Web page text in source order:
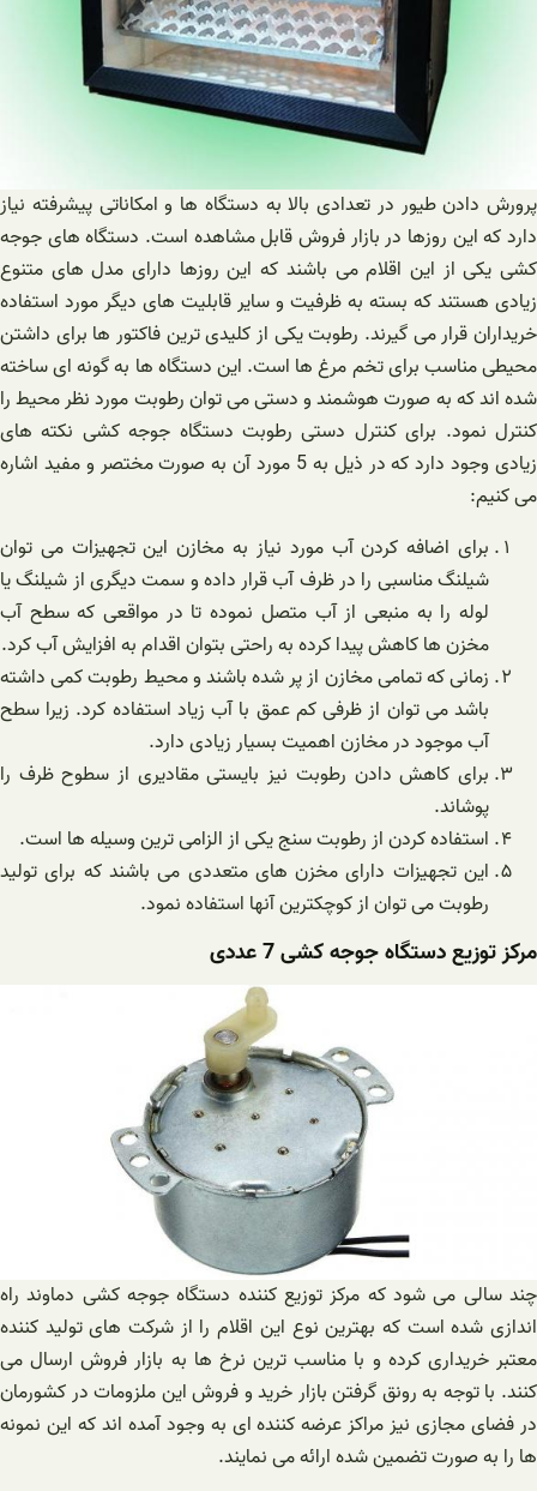
پرورش دادن طیور در تعدادی بالا به دستگاه ها و امکاناتی پیشرفته نیاز
دارد که این روزها در بازار فروش قابل مشاهده است. دستگاه های جوجه
کشی یکی از این اقلام می باشند که این روزها دارای مدل های متنوع
زیادی هستند که بسته به ظرفیت و سایر قابلیت های دیگر مورد استفاده
خریداران قرار می گیرند. رطوبت یکی از کلیدی ترین فاکتور ها برای داشتن
محیطی مناسب برای تخم مرغ ها است. این دستگاه ها به گونه ای ساخته
شده اند که به صورت هوشمند و دستی می توان رطوبت مورد نظر محیط را
کنترل نمود. برای کنترل دستی رطوبت دستگاه جوجه کشی نکته های
زیادی وجود دارد که در ذیل به 5 مورد آن به صورت مختصر و مفید اشاره
می کنیم:
برای اضافه کردن آب مورد نیاز به مخازن این تجهیزات می توان
شیلنگ مناسبی را در ظرف آب قرار داده و سمت دیگری از شیلنگ یا
لوله را به منبعی از آب متصل نموده تا در مواقعی که سطح آب
مخزن ها کاهش پیدا کرده به راحتی بتوان اقدام به افزایش آب کرد.
زمانی که تمامی مخازن از پر شده باشند و محیط رطوبت کمی داشته
باشد می توان از ظرفی کم عمق با آب زیاد استفاده کرد. زیرا سطح
آب موجود در مخازن اهمیت بسیار زیادی دارد.
برای کاهش دادن رطوبت نیز بایستی مقادیری از سطوح ظرف را
پوشاند.
استفاده کردن از رطوبت سنج یکی از الزامی ترین وسیله ها است.
این تجهیزات دارای مخزن های متعددی می باشند که برای تولید
رطوبت می توان از کوچکترین آنها استفاده نمود.
مرکز توزیع دستگاه جوجه کشی 7 عددی
چند سالی می شود که مرکز توزیع کننده دستگاه جوجه کشی دماوند راه
اندازی شده است که بهترین نوع این اقلام را از شرکت های تولید کننده
معتبر خریداری کرده و با مناسب ترین نرخ ها به بازار فروش ارسال می
کنند. با توجه به رونق گرفتن بازار خرید و فروش این ملزومات در کشورمان
در فضای مجازی نیز مراکز عرضه کننده ای به وجود آمده اند که این نمونه
ها را به صورت تضمین شده ارائه می نمایند.